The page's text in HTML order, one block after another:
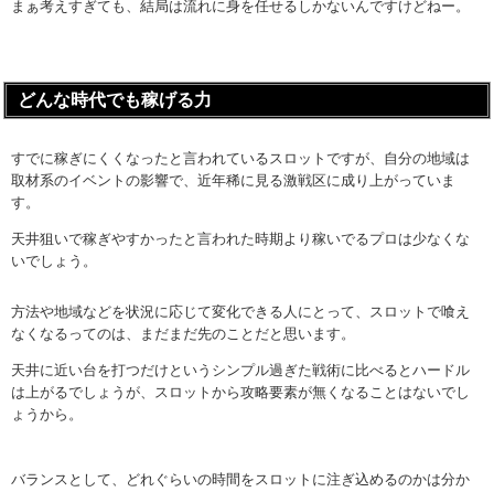
まぁ考えすぎても、結局は流れに身を任せるしかないんですけどねー。
どんな時代でも稼げる力
すでに稼ぎにくくなったと言われているスロットですが、自分の地域は
取材系のイベントの影響で、近年稀に見る激戦区に成り上がっていま
す。
天井狙いで稼ぎやすかったと言われた時期より稼いでるプロは少なくな
いでしょう。
方法や地域などを状況に応じて変化できる人にとって、スロットで喰え
なくなるってのは、まだまだ先のことだと思います。
天井に近い台を打つだけというシンプル過ぎた戦術に比べるとハードル
は上がるでしょうが、スロットから攻略要素が無くなることはないでし
ょうから。
バランスとして、どれぐらいの時間をスロットに注ぎ込めるのかは分か